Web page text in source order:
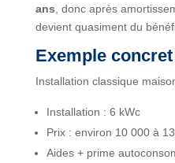
ans , donc après
devient quasiment du
Exemple concret
Installation classique
Installation : 6 kWc
Prix : environ 10 000 à
Aides + prime